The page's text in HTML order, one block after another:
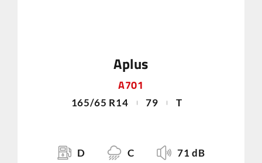
Aplus
A701
165/65 R14 79 T
D C 71 dB